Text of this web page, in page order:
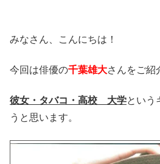
みなさん、こんにちは！
今回は俳優の千葉雄大さんをご紹
彼女・タバコ・高校 大学という
うと思います。